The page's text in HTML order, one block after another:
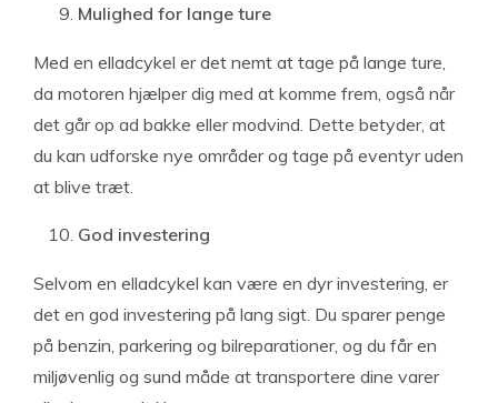
Mulighed for lange ture
Med en elladcykel er det nemt at tage på lange ture,
da motoren hjælper dig med at komme frem, også når
det går op ad bakke eller modvind. Dette betyder, at
du kan udforske nye områder og tage på eventyr uden
at blive træt.
God investering
Selvom en elladcykel kan være en dyr investering, er
det en god investering på lang sigt. Du sparer penge
på benzin, parkering og bilreparationer, og du får en
miljøvenlig og sund måde at transportere dine varer